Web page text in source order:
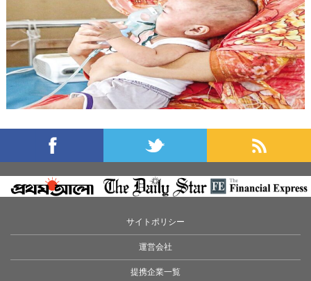
サイトポリシー
運営会社
提携企業一覧